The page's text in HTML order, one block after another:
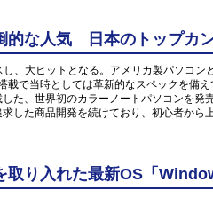
的な人気 日本のトップカ
、大ヒットとなる。アメリカ製パソコン
載で当時としては革新的なスペックを備
た、世界初のカラーノートパソコンを発
した商品開発を続けており、初心者から
取り入れた最新OS「